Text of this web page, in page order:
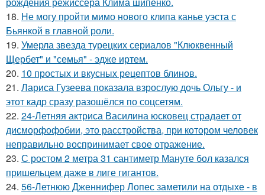
18. Не могу пройти мимо нового клипа канье уэста с
Бьянкой в главной роли.
19. Умерла звезда турецких сериалов "Клюквенный
Щербет" и "семья" - эдже иртем.
20. 10 простых и вкусных рецептов блинов.
21. Лариса Гузеева показала взрослую дочь Ольгу - и
этот кадр сразу разошёлся по соцсетям.
22. 24-Летняя актриса Василина юсковец страдает от
дисморфофобии, это расстройства, при котором человек
неправильно воспринимает свое отражение.
23. С ростом 2 метра 31 сантиметр Мануте бол казался
пришельцем даже в лиге гигантов.
24. 56-Летнюю Дженнифер Лопес заметили на отдыхе - в